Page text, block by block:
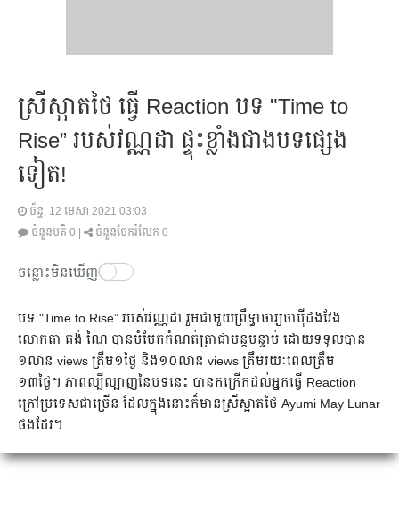
ស្រីស្អាតថៃ ធ្វើ Reaction បទ "Time to
Rise” របស់​វណ្ណដា ផ្ទុះ​ខ្លាំងជាងបទផ្សេង
ទៀត!
ច័ន្ទ, 12 មេសា 2021 03:03
ចំនួនមតិ 0 ចំនួនចែករំលែក 0
ចន្លោះមិនឃើញ
បទ​​ "Time to Rise” របស់វណ្ណដា រួមជាមួយព្រឹទ្ធាចារ្យចាប៉ីដងវែង
លោកតា គង់ ណៃ បានបំបែកកំណត់ត្រាជាបន្តបន្ទាប់ ដោយទទួលបាន
១លាន views ត្រឹម១ថ្ងៃ និង១០លាន views ត្រឹមរយៈពេលត្រឹម
១៣ថ្ងៃ។ ភាពល្បីល្បាញនៃបទនេះ បានកក្រើកដល់អ្នកធ្វើ Reaction
ក្រៅប្រទេស​ជា​ច្រើន ដែលក្នុងនោះ​ក៏មានស្រីស្អាតថៃ Ayumi May Lunar
ផងដែរ។